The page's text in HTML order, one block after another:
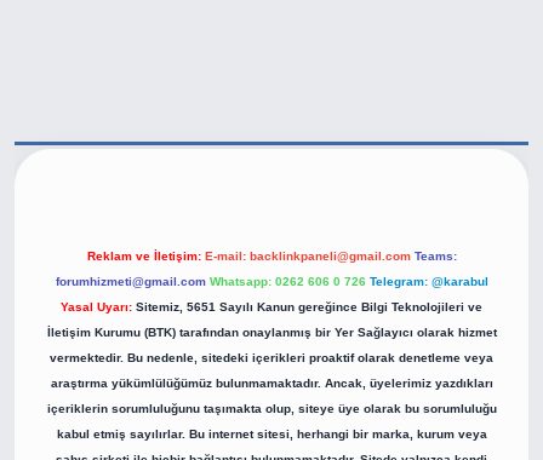
Reklam ve İletişim: E-mail: backlinkpaneli@gmail.com Teams:
forumhizmeti@gmail.com Whatsapp: 0262 606 0 726 Telegram: @karabul
Yasal Uyarı: Sitemiz, 5651 Sayılı Kanun gereğince Bilgi Teknolojileri ve
İletişim Kurumu (BTK) tarafından onaylanmış bir Yer Sağlayıcı olarak hizmet
vermektedir. Bu nedenle, sitedeki içerikleri proaktif olarak denetleme veya
araştırma yükümlülüğümüz bulunmamaktadır. Ancak, üyelerimiz yazdıkları
içeriklerin sorumluluğunu taşımakta olup, siteye üye olarak bu sorumluluğu
kabul etmiş sayılırlar. Bu internet sitesi, herhangi bir marka, kurum veya